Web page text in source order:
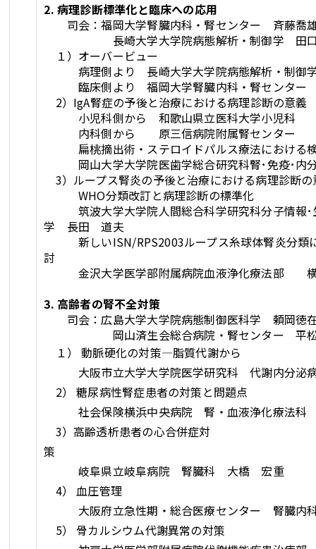
2. 病理診断標準化と臨床への応用
司会：福岡大学腎臓内科・腎センター 斉藤喬
長崎大学大学院病態解析・制御学 田
１）オーバービュー
病理側より 長崎大学大学院病態解析・制
臨床側より 福岡大学腎臓内科・腎センター
2）IgA腎症の予後と治療における病理診断の意義
小児科側から 和歌山県立医科大学小児科
内科側から 原三信病院附属腎センター
扁桃摘出術・ステロイドパルス療法における
岡山大学大学院医歯学総合研究科腎･免疫･内
3）ループス腎炎の予後と治療における病理診断の
WHO分類改訂と病理診断の標
筑波大学大学院人間総合科学研究科分子情報･
学 長田 道夫
新しいISN/RPS2003ループス糸球体腎炎分類
討
金沢大学医学部附属病院血液浄化療法部
3. 高齢者の腎不全対策
司会：広島大学大学院病態制御医科学 頼岡徳
岡山済生会総合病院・腎センター 平
１） 動脈硬化の対策―脂質代謝から
大阪市立大学大学院医学研究科 代謝内分
2） 糖尿病性腎症患者の対策と問題点
社会保険横浜中央病院 腎・血液浄化療法
3）高齢透析患者の心合併症対
岐阜県立岐阜病院 腎臓科 大橋 宏重
4） 血圧管理
大阪府立急性期・総合医療センター 腎臓
5） 骨カルシウム代謝異常の対策